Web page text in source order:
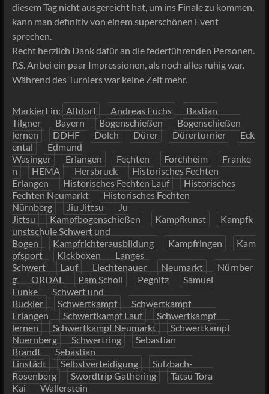
diesem Tag nicht ausgereicht hat, um ins Finale zu kommen,
kann man definitiv von einem superschönen Event
sprechen.
Recht herzlich Dank dafür an die federführenden Personen.
P.S. Anbei ein paar Impressionen, als noch alles ruhig war.
Während des Turniers war keine Zeit mehr.
Markiert in: Altdorf Andreas Fuchs
Bastian
Tilgner
Bayern Bogenschießen
Bogenschießen
lernen
DDHF Dolch Dürer Dürerturnier
Eck
ental
Edmund
Wasinger
Erlangen Fechten Forchheim
Franke
n
HEMA Hersbruck
Historisches Fechten
Erlangen
Historisches Fechten Lauf
Historisches
Fechten Neumarkt
Historisches Fechten
Nürnberg
Jiu Jittsu
Ju
Jittsu
Kampfbogenschießen Kampfkunst
Kampfk
unstschule Schwert und
Bogen
Kampfrichterausbildung Kampfringen
Kam
pfsport
Kickboxen
Langes
Schwert
Lauf Liechtenauer Neumarkt
Nürnber
g
ORDAL Pam Scholl Pegnitz
Samuel
Funke
Schwert und
Buckler
Schwertkampf
Schwertkampf
Erlangen
Schwertkampf Lauf
Schwertkampf
lernen
Schwertkampf Neumarkt
Schwertkampf
Nuernberg
Schwertring
Sebastian
Brandt
Sebastian
Linstädt
Selbstverteidigung
Sulzbach-
Rosenberg
Swordtrip Gathering
Tatsu Tora
Kai
Wallerstein